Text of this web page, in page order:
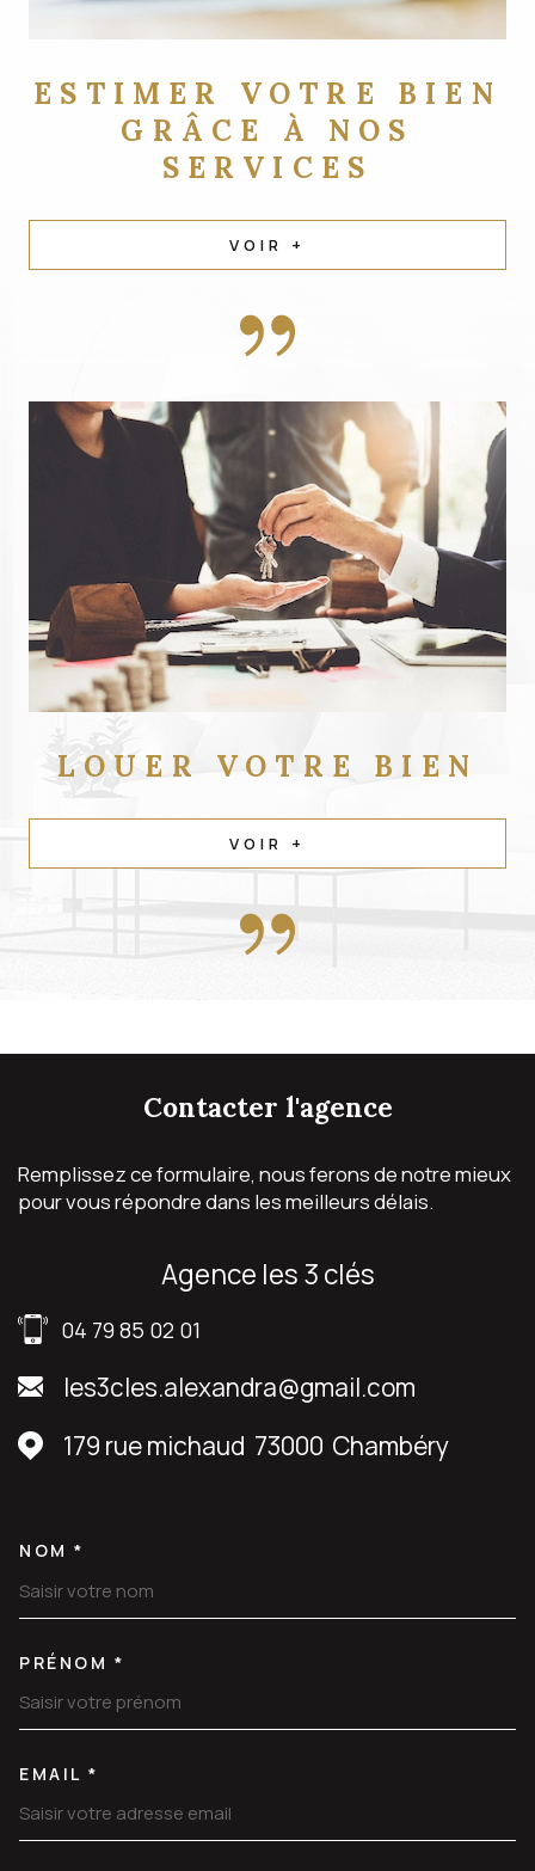
ESTIMER VOTRE BIEN
GRÂCE À NOS
SERVICES
VOIR +
LOUER VOTRE BIEN
VOIR +
contacter l'agence
Remplissez ce formulaire, nous ferons de notre mieux
pour vous répondre dans les meilleurs délais.
agence les 3 clés
04 79 85 02 01
les3cles.alexandra@gmail.com
179 rue michaud 73000 Chambéry
NOM *
PRÉNOM *
EMAIL *